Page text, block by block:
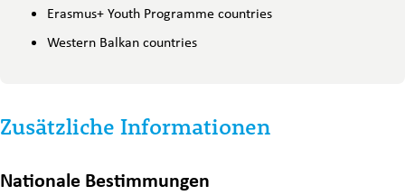
Erasmus+ Youth Programme countries
Western Balkan countries
Zusätzliche Informationen
Nationale Bestimmungen